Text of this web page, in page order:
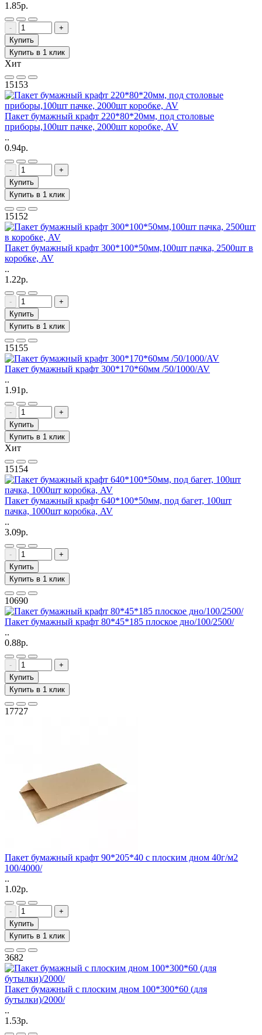
1.85р.
-
+
Купить
Купить в 1 клик
Хит
15153
Пакет бумажный крафт 220*80*20мм, под столовые
приборы,100шт пачке, 2000шт коробке, AV
..
0.94р.
-
+
Купить
Купить в 1 клик
15152
Пакет бумажный крафт 300*100*50мм,100шт пачка, 2500шт в
коробке, AV
..
1.22р.
-
+
Купить
Купить в 1 клик
15155
Пакет бумажный крафт 300*170*60мм /50/1000/AV
..
1.91р.
-
+
Купить
Купить в 1 клик
Хит
15154
Пакет бумажный крафт 640*100*50мм, под багет, 100шт
пачка, 1000шт коробка, AV
..
3.09р.
-
+
Купить
Купить в 1 клик
10690
Пакет бумажный крафт 80*45*185 плоское дно/100/2500/
..
0.88р.
-
+
Купить
Купить в 1 клик
17727
Пакет бумажный крафт 90*205*40 с плоским дном 40г/м2
100/4000/
..
1.02р.
-
+
Купить
Купить в 1 клик
3682
Пакет бумажный с плоским дном 100*300*60 (для
бутылки)/2000/
..
1.53р.